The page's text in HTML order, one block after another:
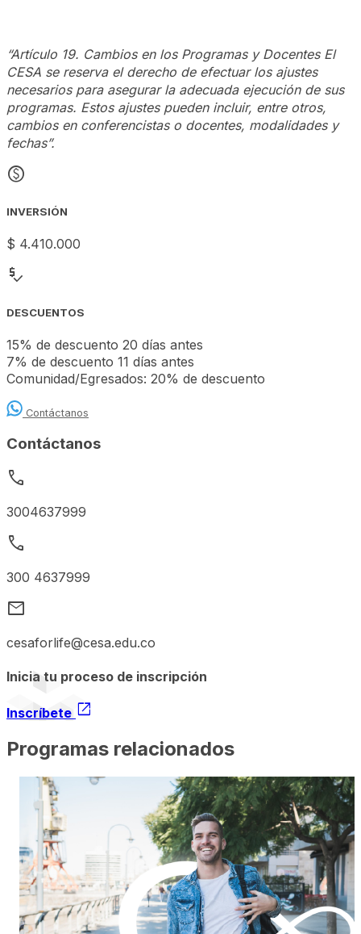
“Artículo 19. Cambios en los Programas y Docentes El
CESA se reserva el derecho de efectuar los ajustes
necesarios para asegurar la adecuada ejecución de sus
programas. Estos ajustes pueden incluir, entre otros,
cambios en conferencistas o docentes, modalidades y
fechas”.
monetization_on
INVERSIÓN
$ 4.410.000
price_check
DESCUENTOS
15% de descuento 20 días antes
7% de descuento 11 días antes
Comunidad/Egresados: 20% de descuento
Contáctanos
Contáctanos
call
3004637999
call
300 4637999
mail
cesaforlife@cesa.edu.co
Inicia tu proceso de inscripción
Inscríbete open_in_new
Programas relacionados